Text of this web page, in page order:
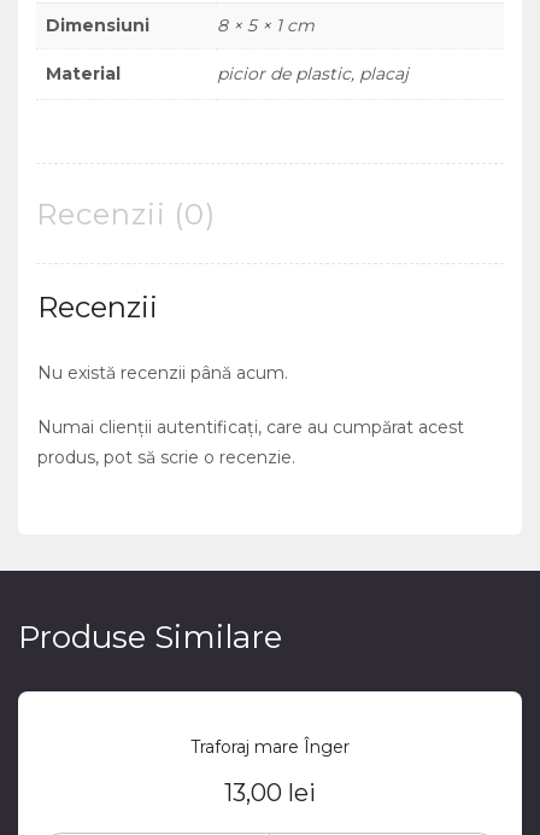
Dimensiuni 8 × 5 × 1 cm
Material picior de plastic, placaj
Recenzii (0)
Recenzii
Nu există recenzii până acum.
Numai clienții autentificați, care au cumpărat acest
produs, pot să scrie o recenzie.
Produse Similare
Traforaj mare Înger
13,00 lei